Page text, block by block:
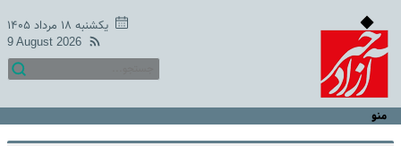
یکشنبه ۱۸ مرداد ۱۴۰۵
9 August 2026
منو